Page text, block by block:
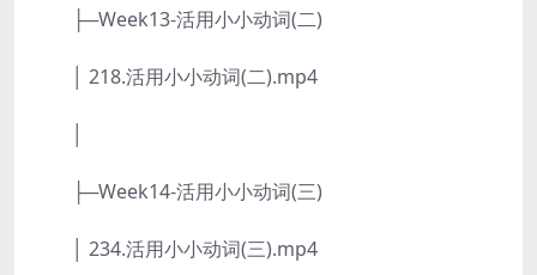
├─Week13-活用小小动词(二)
│ 218.活用小小动词(二).mp4
├─Week14-活用小小动词(三)
│ 234.活用小小动词(三).mp4